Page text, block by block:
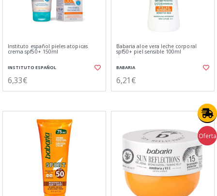
Instituto español pieles atopicas
crema spf50+ 150ml
INSTITUTO ESPAÑOL
6,33€
Babaria aloe vera leche corporal
spf50+ piel sensible 100ml
BABARIA
6,21€
Oferta